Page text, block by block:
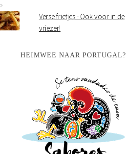
Verse frietjes - Ook voor in de
vriezer!
HEIMWEE NAAR PORTUGAL?